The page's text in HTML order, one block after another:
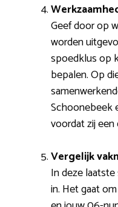
Geef door op
worden
spoedklus op
bepalen. Op
Schoonebeek
voordat zij
Vergelijk
In deze
in. Het gaat